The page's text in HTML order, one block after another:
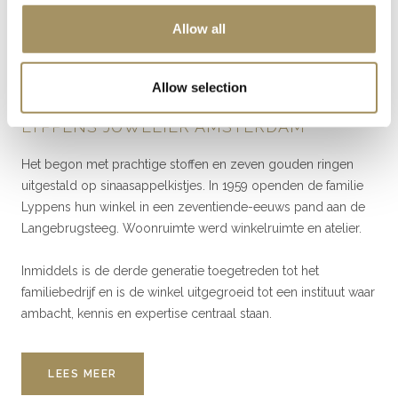
Allow all
Allow selection
LYPPENS JUWELIER AMSTERDAM
Het begon met prachtige stoffen en zeven gouden ringen
uitgestald op sinaasappelkistjes. In 1959 openden de familie
Lyppens hun winkel in een zeventiende-eeuws pand aan de
Langebrugsteeg. Woonruimte werd winkelruimte en atelier.
Inmiddels is de derde generatie toegetreden tot het
familiebedrijf en is de winkel uitgegroeid tot een instituut waar
ambacht, kennis en expertise centraal staan.
LEES MEER